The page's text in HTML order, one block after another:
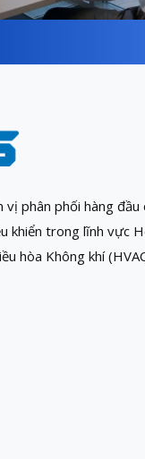
vị phân phối hàng đầu
khiển trong lĩnh vực
hòa Không khí